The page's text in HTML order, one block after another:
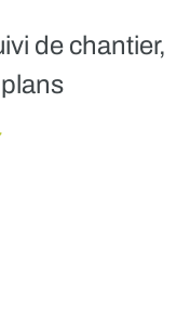
de chantier,